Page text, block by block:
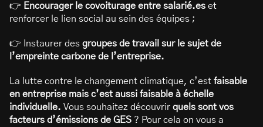
👉 Encourager le covoiturage entre salarié.es et
renforcer le lien social au sein des équipes ;
👉 Instaurer des groupes de travail sur le sujet de
l’empreinte carbone de l’entreprise.
La lutte contre le changement climatique, c’est faisable
en entreprise mais c’est aussi faisable à échelle
individuelle. Vous souhaitez découvrir quels sont vos
facteurs d’émissions de GES ? Pour cela on vous a